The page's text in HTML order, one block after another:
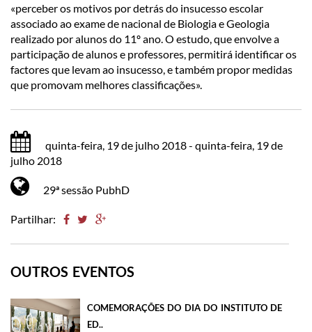
«perceber os motivos por detrás do insucesso escolar
associado ao exame de nacional de Biologia e Geologia
realizado por alunos do 11º ano. O estudo, que envolve a
participação de alunos e professores, permitirá identificar os
factores que levam ao insucesso, e também propor medidas
que promovam melhores classificações».
quinta-feira, 19 de julho 2018 - quinta-feira, 19 de
julho 2018
29ª sessão PubhD
Partilhar:
OUTROS EVENTOS
COMEMORAÇÕES DO DIA DO INSTITUTO DE
ED..